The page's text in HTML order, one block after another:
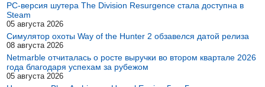
PC-версия шутера The Division Resurgence стала доступна в
Steam
05 августа 2026
Симулятор охоты Way of the Hunter 2 обзавелся датой релиза
08 августа 2026
Netmarble отчиталась о росте выручки во втором квартале 2026
года благодаря успехам за рубежом
05 августа 2026